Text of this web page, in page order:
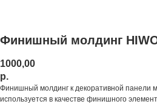
Финишный молдинг
1000,00
р.
Финишный молдинг к декоративной панели
используется в качестве финишного